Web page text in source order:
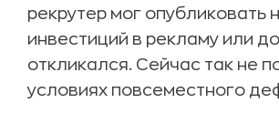
рекрутер мог
инвестиций в рекламу или
откликался. Сейчас так не
условиях повсеместного